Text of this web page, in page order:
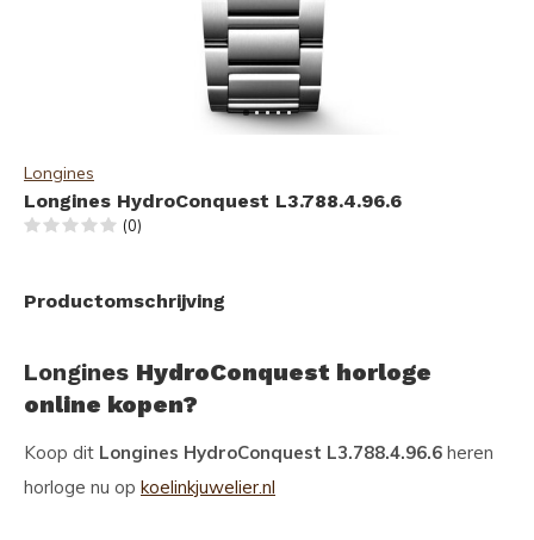
Longines
Longines HydroConquest L3.788.4.96.6
(0)
Productomschrijving
Longines HydroConquest horloge
online kopen?
Koop dit Longines HydroConquest L3.788.4.96.6 heren
horloge nu op koelinkjuwelier.nl